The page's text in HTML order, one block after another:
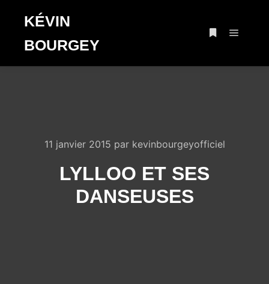
KÉVIN
BOURGEY
11 janvier 2015 par kevinbourgeyofficiel
LYLLOO ET SES
DANSEUSES